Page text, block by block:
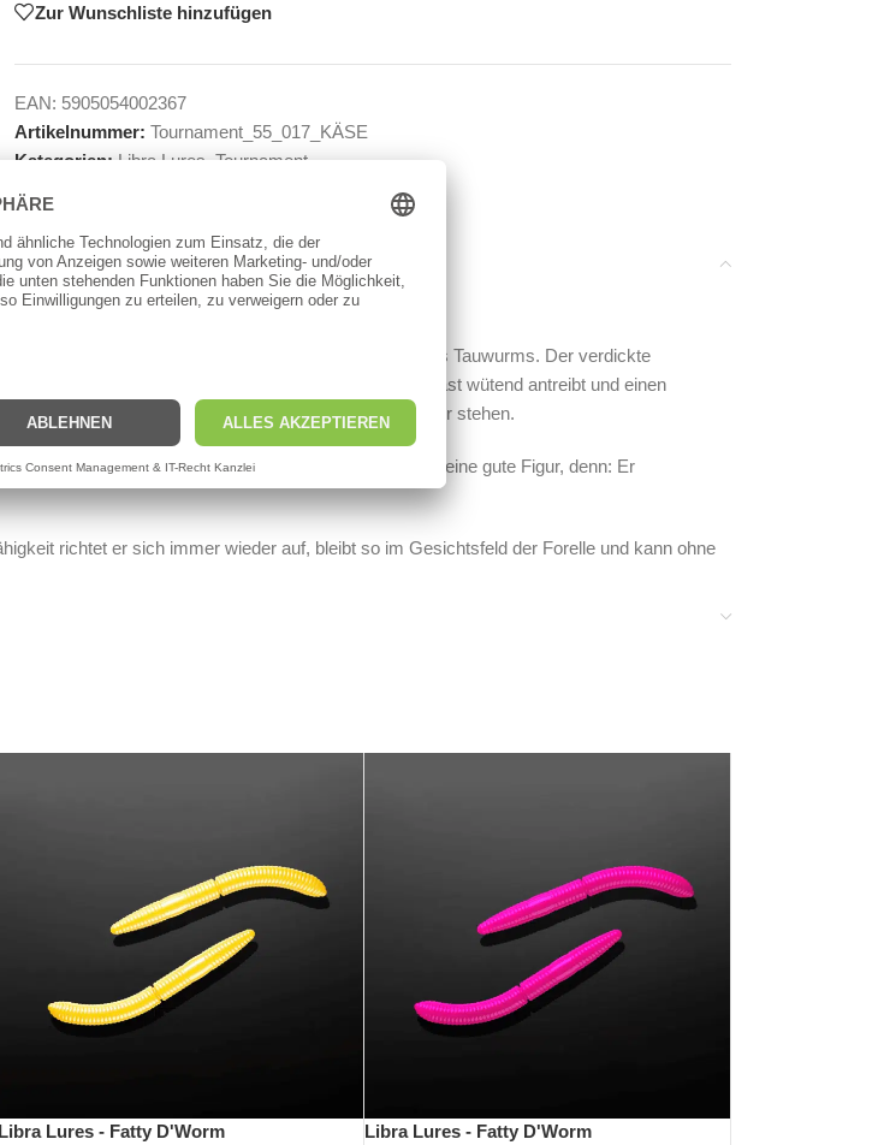
Zur Wunschliste hinzufügen
EAN: 5905054002367
Artikelnummer: Tournament_55_017_KÄSE
Kategorien: Libra Lures Tournament
Libra Lures und die naturgetreue Nachstellung eines Tauwurms. Der verdickte
als bei seinen großen Brüdern, was Forellen fast wütend antreibt und einen
ihn für zickige Forellen, die lieber auf kleinere Köder stehen.
An der stillen Rute (z.B. Grundangel) macht er eine gute Figur, denn: Er
richtet er sich immer wieder auf, bleibt so im Gesichtsfeld der Forelle und kann ohne
und er wird wieder für den nächsten Einsatz flavourisiert.
Podkul (Hauptdesigner und derzeitiger Gewinner des polnischen Forellen-GPx
und kontinuierlicher Entwicklung. Forellen Gummiköder der Superlative.
von Insekten. Extrem weich und dehnbar, dabei resistenter gegen Fischzähne und
Libra Lures - Fatty D'Worm Libra Lures - Fatty D'Worm